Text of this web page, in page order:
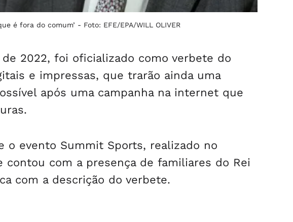
é fora do comum’ - Foto: EFE/EPA/WILL OLIVER
2022, foi oficializado como verbete do
e impressas, que trarão ainda uma
após uma campanha na internet que
o evento Summit Sports, realizado no
contou com a presença de familiares do Rei
com a descrição do verbete.